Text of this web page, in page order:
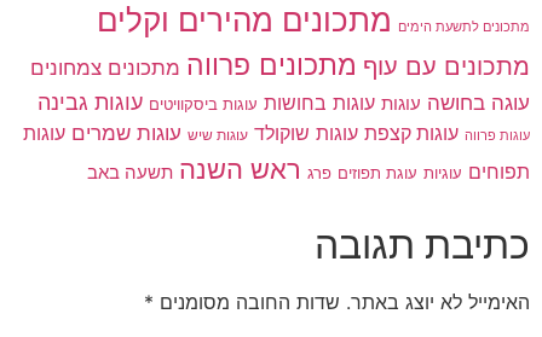
מתכונים לתשעת הימים מתכונים מהירים וקלים
מתכונים עם עוף מתכונים פרווה מתכונים צמחונים
עוגה בחושה עוגות עוגות בחושות עוגות ביסקוויטים עוגות גבינה
עוגות פרווה עוגות קצפת עוגות שוקולד עוגות שיש עוגות שמרים עוגות
תפוחים עוגיות עוגת תפוזים פרג ראש השנה תשעה באב
כתיבת תגובה
האימייל לא יוצג באתר. שדות החובה מסומנים *